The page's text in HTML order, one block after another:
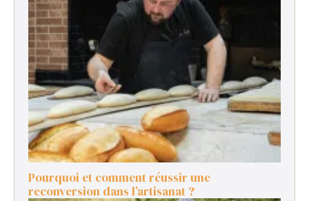
Pourquoi et comment réussir une
reconversion dans l’artisanat ?